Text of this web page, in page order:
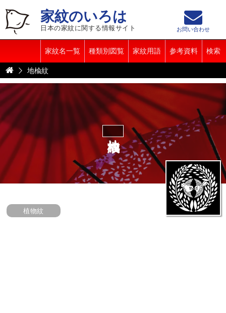
家紋のいろは
日本の家紋に関する情報サイト
家紋名一覧 種類別図覧 家紋用語 参考資料 検索
お問い合わせ
地楡紋
植物紋